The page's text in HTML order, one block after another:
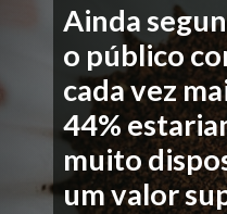
Ainda
o público
cada vez
44%
muito
um valor